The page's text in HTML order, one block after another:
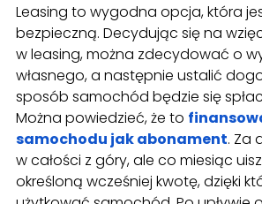
Leasing to wygodna opcja, która
bezpieczną. Decydując się na
w leasing, można zdecydować o
własnego, a następnie ustalić
sposób samochód będzie się
Można powiedzieć, że to
samochodu jak abonament. Za
w całości z góry, ale co miesiąc
określoną wcześniej kwotę, dzięki